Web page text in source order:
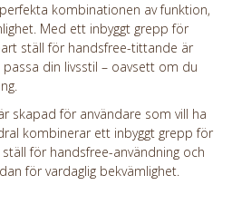
kombinationen av funktion,
Med ett inbyggt grepp för
ställ för handsfree-tittande är
din livsstil – oavsett om du
skapad för användare som vill ha
kombinerar ett inbyggt grepp för
för handsfree-användning och
för vardaglig bekvämlighet.